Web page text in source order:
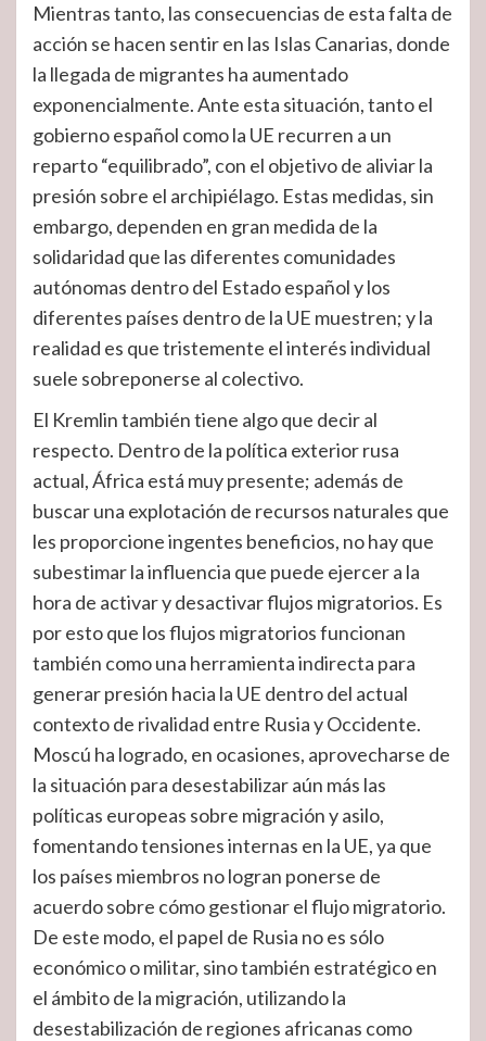
Mientras tanto, las consecuencias de esta falta de
acción se hacen sentir en las Islas Canarias, donde
la llegada de migrantes ha aumentado
exponencialmente. Ante esta situación, tanto el
gobierno español como la UE recurren a un
reparto “equilibrado”, con el objetivo de aliviar la
presión sobre el archipiélago. Estas medidas, sin
embargo, dependen en gran medida de la
solidaridad que las diferentes comunidades
autónomas dentro del Estado español y los
diferentes países dentro de la UE muestren; y la
realidad es que tristemente el interés individual
suele sobreponerse al colectivo.
El Kremlin también tiene algo que decir al
respecto. Dentro de la política exterior rusa
actual, África está muy presente; además de
buscar una explotación de recursos naturales que
les proporcione ingentes beneficios, no hay que
subestimar la influencia que puede ejercer a la
hora de activar y desactivar flujos migratorios. Es
por esto que los flujos migratorios funcionan
también como una herramienta indirecta para
generar presión hacia la UE dentro del actual
contexto de rivalidad entre Rusia y Occidente.
Moscú ha logrado, en ocasiones, aprovecharse de
la situación para desestabilizar aún más las
políticas europeas sobre migración y asilo,
fomentando tensiones internas en la UE, ya que
los países miembros no logran ponerse de
acuerdo sobre cómo gestionar el flujo migratorio.
De este modo, el papel de Rusia no es sólo
económico o militar, sino también estratégico en
el ámbito de la migración, utilizando la
desestabilización de regiones africanas como